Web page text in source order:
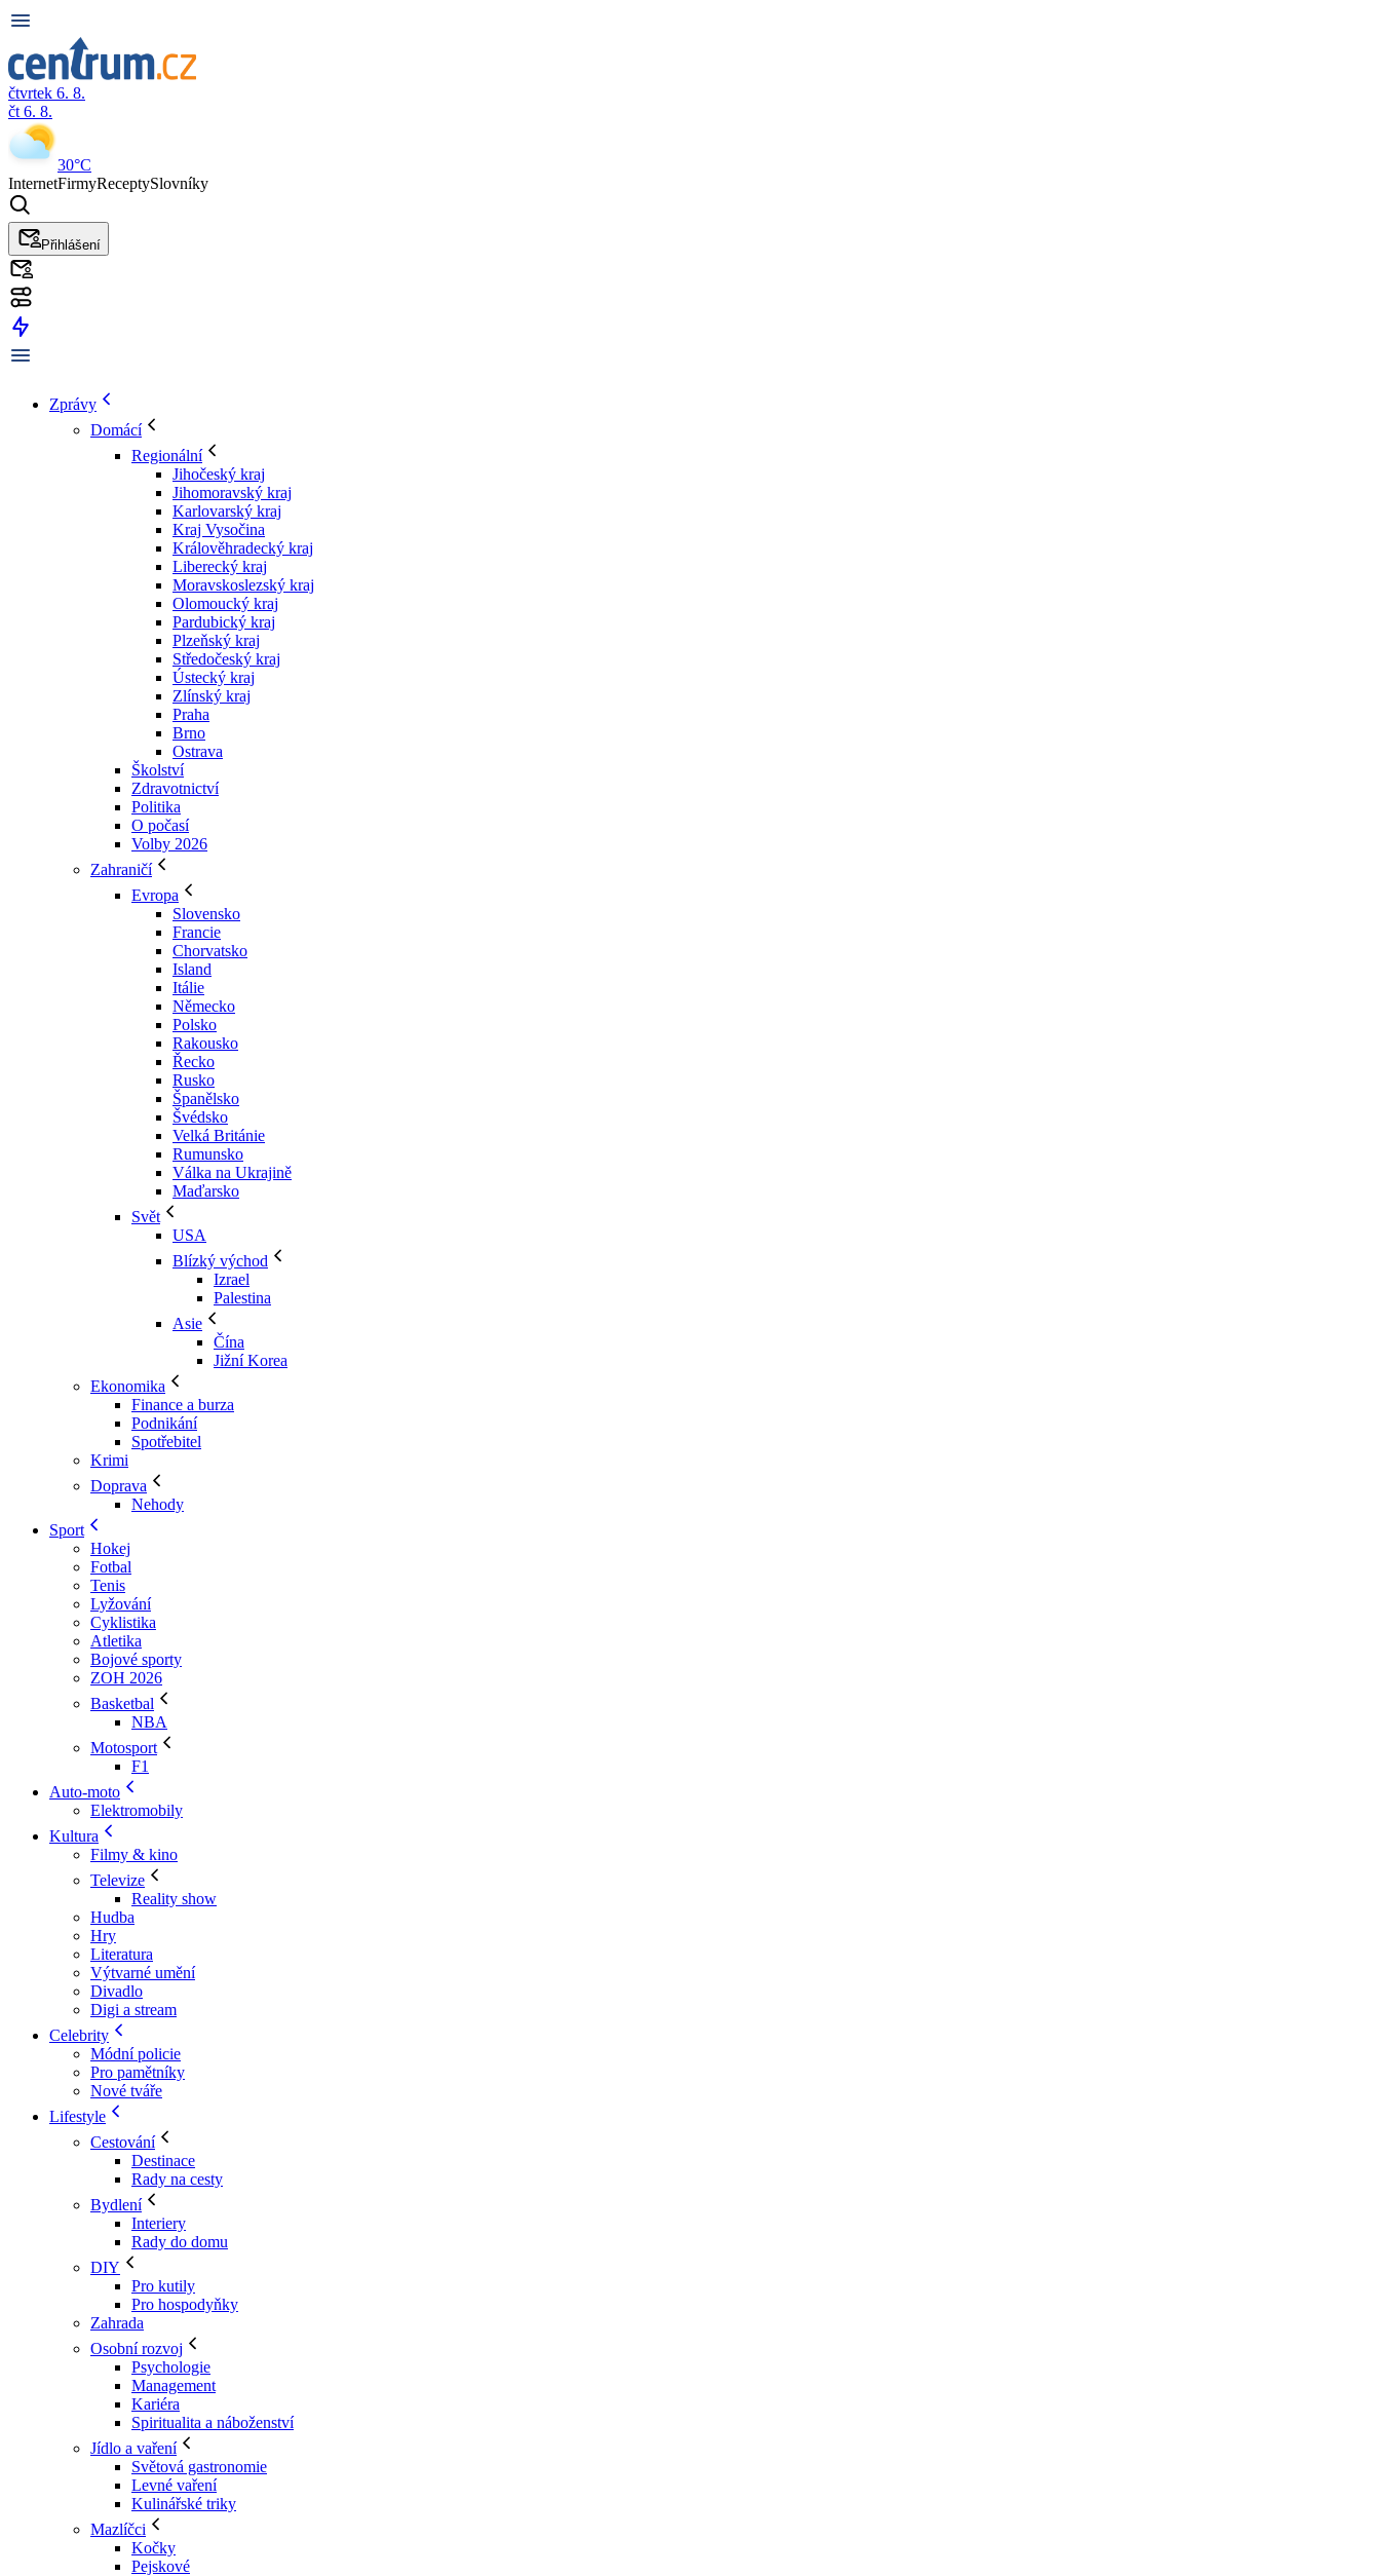
čtvrtek 6. 8.
čt 6. 8.
30°C
InternetFirmyReceptySlovníky
Přihlášení
Zprávy
Domácí
Regionální
Jihočeský kraj
Jihomoravský kraj
Karlovarský kraj
Kraj Vysočina
Králověhradecký kraj
Liberecký kraj
Moravskoslezský kraj
Olomoucký kraj
Pardubický kraj
Plzeňský kraj
Středočeský kraj
Ústecký kraj
Zlínský kraj
Praha
Brno
Ostrava
Školství
Zdravotnictví
Politika
O počasí
Volby 2026
Zahraničí
Evropa
Slovensko
Francie
Chorvatsko
Island
Itálie
Německo
Polsko
Rakousko
Řecko
Rusko
Španělsko
Švédsko
Velká Británie
Rumunsko
Válka na Ukrajině
Maďarsko
Svět
USA
Blízký východ
Izrael
Palestina
Asie
Čína
Jižní Korea
Ekonomika
Finance a burza
Podnikání
Spotřebitel
Krimi
Doprava
Nehody
Sport
Hokej
Fotbal
Tenis
Lyžování
Cyklistika
Atletika
Bojové sporty
ZOH 2026
Basketbal
NBA
Motosport
F1
Auto-moto
Elektromobily
Kultura
Filmy & kino
Televize
Reality show
Hudba
Hry
Literatura
Výtvarné umění
Divadlo
Digi a stream
Celebrity
Módní policie
Pro pamětníky
Nové tváře
Lifestyle
Cestování
Destinace
Rady na cesty
Bydlení
Interiery
Rady do domu
DIY
Pro kutily
Pro hospodyňky
Zahrada
Osobní rozvoj
Psychologie
Management
Kariéra
Spiritualita a náboženství
Jídlo a vaření
Světová gastronomie
Levné vaření
Kulinářské triky
Mazlíčci
Kočky
Pejskové